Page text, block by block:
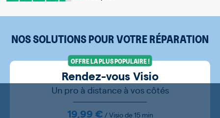
NOS SOLUTIONS POUR VOTRE RÉPARATION
OFFRE LA PLUS POPULAIRE !
Rendez-vous Visio
Un pro à distance à vos côtés
19,99 € / Visio de 15 min